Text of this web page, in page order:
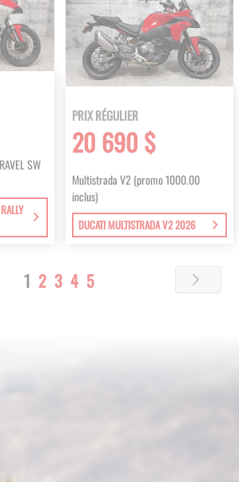
SW
PRIX RÉGULIER
20 690 $
Multistrada V2 (promo 1000.00
inclus)
DUCATI MULTISTRADA V2 2026
Page
You're
1 Page
2 Page
3 Page
4 Page
5